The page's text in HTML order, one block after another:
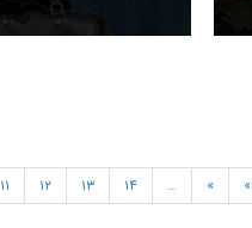
۱۱ ۱۲ ۱۳ ۱۴ … »